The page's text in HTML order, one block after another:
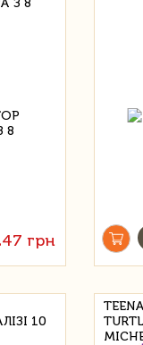
З 8
грн
10